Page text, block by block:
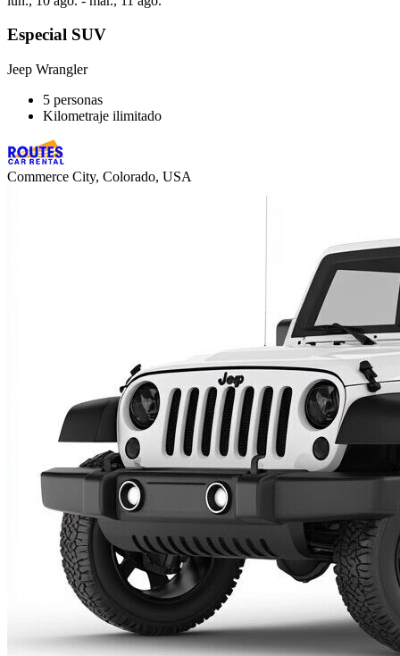
Especial SUV
Jeep Wrangler
5 personas
Kilometraje ilimitado
Commerce City, Colorado, USA